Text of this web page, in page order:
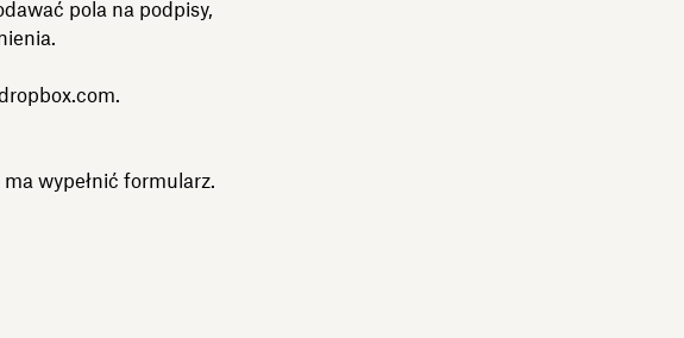
pola na podpisy,
wypełnić formularz.